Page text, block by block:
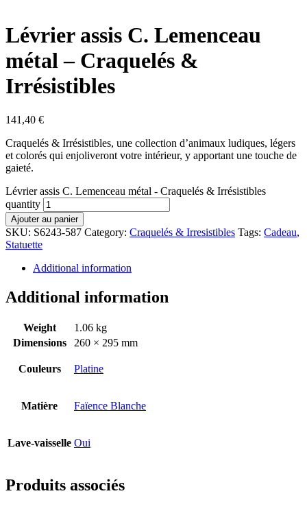
Lévrier assis C. Lemenceau
métal – Craquelés &
Irrésistibles
141,40 €
Craquelés & Irrésistibles, une collection d’animaux ludiques, légers
et colorés qui enjoliveront votre intérieur, y apportant une touche de
gaieté.
Lévrier assis C. Lemenceau métal - Craquelés & Irrésistibles
quantity
Ajouter au panier
SKU: S6243-587 Category: Craquelés & Irresistibles Tags: Cadeau,
Statuette
Additional information
Additional information
Weight
1.06 kg
Dimensions
260 × 295 mm
Couleurs Platine
Matière Faïence Blanche
Lave-vaisselle Oui
Produits associés